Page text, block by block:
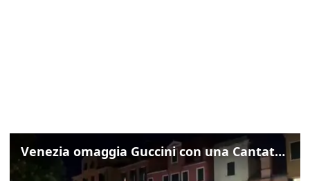
Venezia omaggia Guccini con una Cantata Anarchica in campo Santa Margherita